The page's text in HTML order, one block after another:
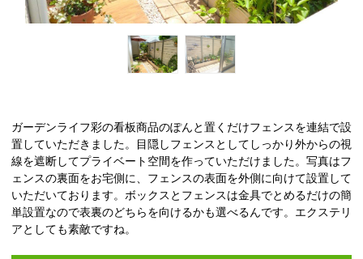
ガーデンライフ彩の看板商品のぽんと置くだけフェンスを連結で設
置していただきました。目隠しフェンスとしてしっかり外からの視
線を遮断してプライベート空間を作っていただけました。写真はフ
ェンスの裏面をお宅側に、フェンスの表面を外側に向けて設置して
いただいております。ボックスとフェンスは金具でとめるだけの簡
単設置なので表裏のどちらを向けるかも選べるんです。エクステリ
アとしても素敵ですね。